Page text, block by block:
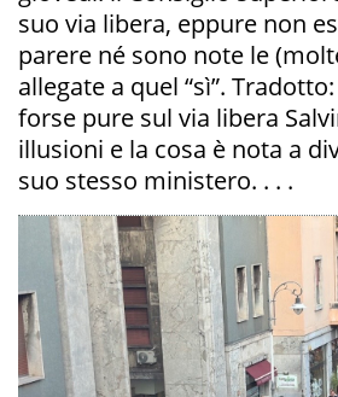
suo via libera, eppure non
parere né sono note le
allegate a quel “sì”.
forse pure sul via libera
illusioni e la cosa è nota a
suo stesso ministero. . . .